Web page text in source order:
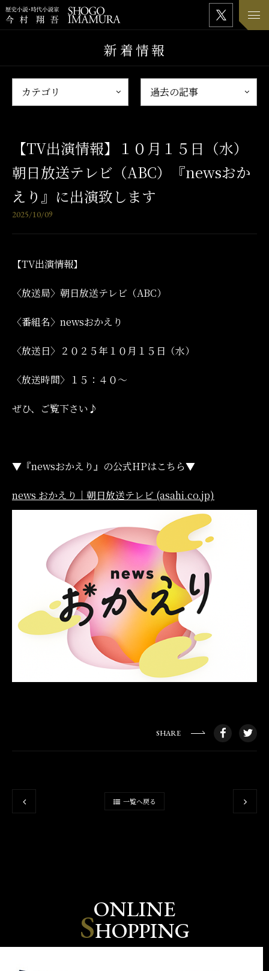
新着情報
【TV出演情報】１０月１５日（水）
朝日放送テレビ（ABC）『newsおか
えり』に出演致します
2025/10/09
【TV出演情報】
〈放送局〉 朝日放送テレビ（ABC）
〈番組名〉 newsおかえり
〈放送日〉２０２５年１０ 月１５ 日（水）
〈放送時間〉 １５：４０～
ぜひ、ご覧下さい♪
▼『newsおかえり』の公式HPはこちら▼
news おかえり｜朝日放送テレビ (asahi.co.jp)
SHARE
一覧へ戻る
ONLINE
SHOPPING